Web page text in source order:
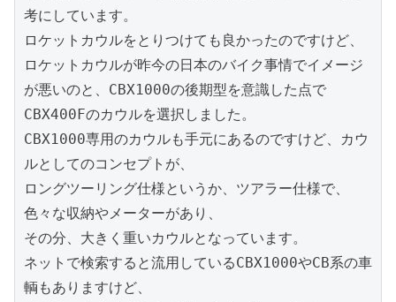
考にしています。
ロケットカウルをとりつけても良かったのですけど、
ロケットカウルが昨今の日本のバイク事情でイメージ
が悪いのと、CBX1000の後期型を意識した点で
CBX400Fのカウルを選択しました。
CBX1000専用のカウルも手元にあるのですけど、カウ
ルとしてのコンセプトが、
ロングツーリング仕様というか、ツアラー仕様で、
色々な収納やメーターがあり、
その分、大きく重いカウルとなっています。
ネットで検索すると流用しているCBX1000やCB系の車
輌もありますけど、